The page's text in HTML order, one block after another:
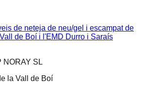
de neteja de neu/gel i escampat de
de Boí i l'EMD Durro i Saraís
NORAY SL
la Vall de Boí